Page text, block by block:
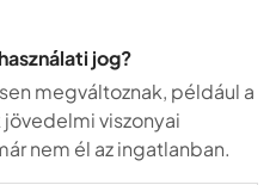
jog?
megváltoznak, például a
viszonyai
nem él az ingatlanban.